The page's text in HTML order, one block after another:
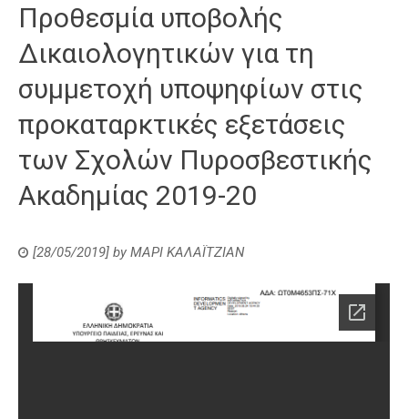
Προθεσμία υποβολής
Δικαιολογητικών για τη
συμμετοχή υποψηφίων στις
προκαταρκτικές εξετάσεις
των Σχολών Πυροσβεστικής
Ακαδημίας 2019-20
[28/05/2019] by ΜΑΡΙ ΚΑΛΑΪΤΖΙΑΝ